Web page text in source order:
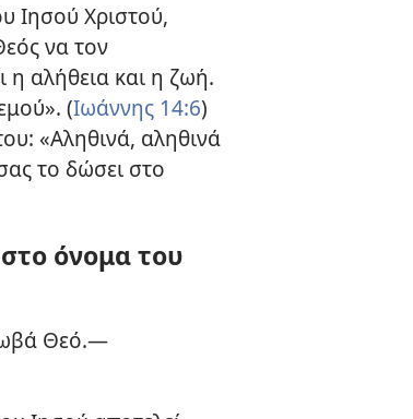
Ιησού Χριστού,
να τον
η αλήθεια και η ζωή.
(Ιωάννης 14:6)
«Αληθινά, αληθινά
το δώσει στο
όνομα του
Θεό.—